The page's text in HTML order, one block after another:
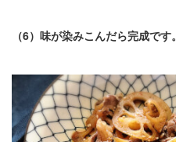
（6）味が染みこんだら完成です。